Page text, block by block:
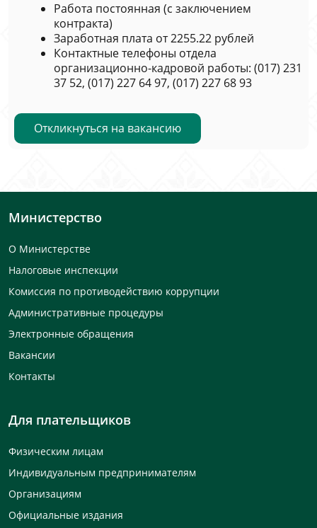
Работа постоянная (с заключением
контракта)
Заработная плата от 2255.22 рублей
Контактные телефоны отдела
организационно-кадровой работы: (017) 231
37 52, (017) 227 64 97, (017) 227 68 93
Откликнуться на вакансию
Министерство
О Министерстве
Налоговые инспекции
Комиссия по противодействию коррупции
Административные процедуры
Электронные обращения
Вакансии
Контакты
Для плательщиков
Физическим лицам
Индивидуальным предпринимателям
Организациям
Официальные издания